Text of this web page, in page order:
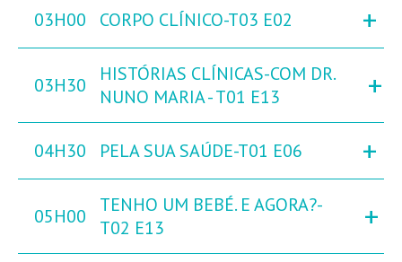
03H00 CORPO CLÍNICO-T03 E02 +
03H30
HISTÓRIAS CLÍNICAS-COM DR.
NUNO MARIA - T01 E13
+
04H30 PELA SUA SAÚDE-T01 E06 +
05H00
TENHO UM BEBÉ. E AGORA?-
T02 E13
+